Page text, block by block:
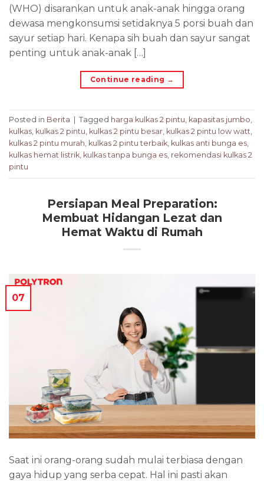
(WHO) disarankan untuk anak-anak hingga orang
dewasa mengkonsumsi setidaknya 5 porsi buah dan
sayur setiap hari. Kenapa sih buah dan sayur sangat
penting untuk anak-anak […]
Continue reading →
Posted in Berita Tagged harga kulkas 2 pintu, kapasitas jumbo,
kulkas, kulkas 2 pintu, kulkas 2 pintu besar, kulkas 2 pintu low watt,
kulkas 2 pintu murah, kulkas 2 pintu terbaik, kulkas anti bunga es,
kulkas hemat listrik, kulkas tanpa bunga es, rekomendasi kulkas 2
pintu
Persiapan Meal Preparation:
Membuat Hidangan Lezat dan
Hemat Waktu di Rumah
07
Saat ini orang-orang sudah mulai terbiasa dengan
gaya hidup yang serba cepat. Hal ini pasti akan